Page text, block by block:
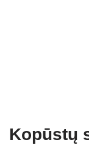
Kopūstų